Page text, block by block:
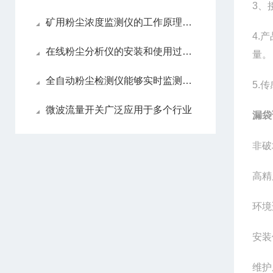
矿用粉尘浓度监测仪的工作原理及优势体现
在线粉尘分析仪的安装和使用过程需要仔细考虑多个因素
全自动粉尘检测仪能够实时监测环境中的粉尘含量
微波流量开关广泛应用于多个行业
3、
4.产
量。
5.传
漏
非
高
环
安
维